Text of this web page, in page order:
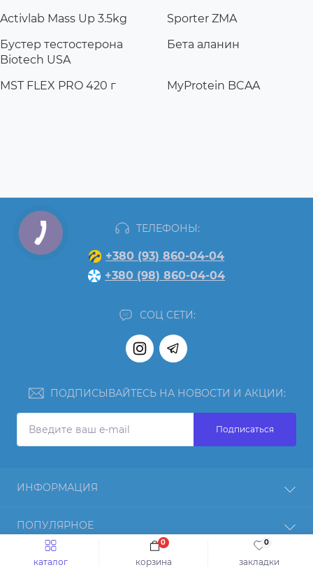
каталог закладки
0
корзина
0
Activlab Mass Up 3.5kg
Sporter ZMA
Бустер тестостерона
Biotech USA
Бета аланин
MST FLEX PRO 420 г MyProtein BCAA
ТЕЛЕФОНЫ:
+380 (93) 860-04-04
+380 (98) 860-04-04
СОЦ СЕТИ:
ПОДПИСЫВАЙТЕСЬ НА НОВОСТИ И АКЦИИ:
Подписаться
ИНФОРМАЦИЯ
О нас
Возврат товара
Оплата и доставка
ПОПУЛЯРНОЕ
Протеин
КОНТАКТЫ И АДРЕС